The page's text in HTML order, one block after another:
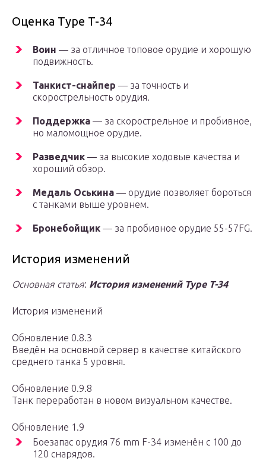
Оценка Type T-34
Воин — за отличное топовое орудие и хорошую
подвижность.
Танкист-снайпер — за точность и
скорострельность орудия.
Поддержка — за скорострельное и пробивное,
но маломощное орудие.
Разведчик — за высокие ходовые качества и
хороший обзор.
Медаль Оськина — орудие позволяет бороться
с танками выше уровнем.
Бронебойщик — за пробивное орудие 55-57FG.
История изменений
Основная статья: История изменений Type T-34
История изменений
Обновление 0.8.3
Введён на основной сервер в качестве китайского
среднего танка 5 уровня.
Обновление 0.9.8
Танк переработан в новом визуальном качестве.
Обновление 1.9
Боезапас орудия 76 mm F-34 изменён с 100 до
120 снарядов.